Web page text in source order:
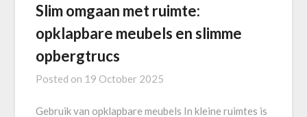
Slim omgaan met ruimte:
opklapbare meubels en slimme
opbergtrucs
Posted on 19 October 2025
Gebruik van opklapbare meubels In kleine ruimtes is